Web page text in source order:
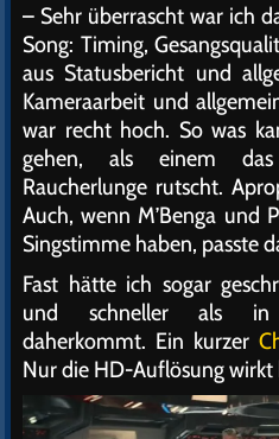
– Sehr überrascht war ich
Song: Timing,
aus Statusbericht und
Kameraarbeit und
war recht hoch. So was
gehen, als einem
Raucherlunge rutscht.
Auch, wenn M’Benga und
Singstimme haben, passte
Fast hätte ich sogar
und schneller als in
daherkommt. Ein kurzer
Nur die HD-Auflösung